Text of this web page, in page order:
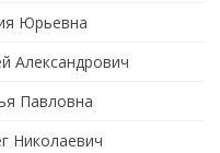
Юрьевна
Александрович
Павловна
Николаевич